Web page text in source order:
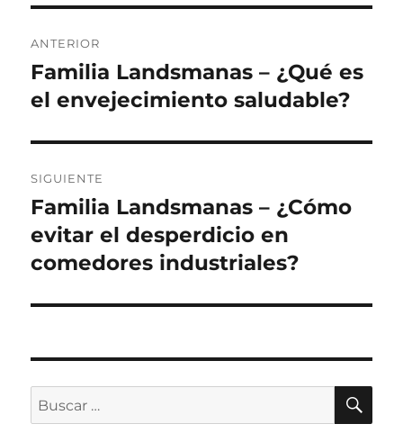
de
entradas
ANTERIOR
Entrada
anterior:
Familia Landsmanas – ¿Qué es
el envejecimiento saludable?
SIGUIENTE
Siguiente
entrada:
Familia Landsmanas – ¿Cómo
evitar el desperdicio en
comedores industriales?
Buscar
por: